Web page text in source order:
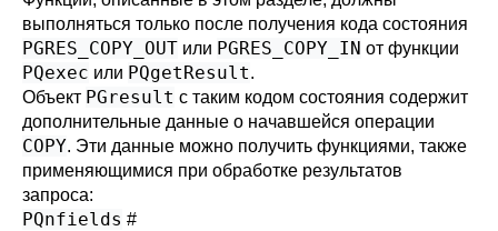
выполняться только после получения кода состояния
PGRES_COPY_OUT или PGRES_COPY_IN от функции
PQexec или PQgetResult.
Объект PGresult с таким кодом состояния содержит
дополнительные данные о начавшейся операции
COPY. Эти данные можно получить функциями, также
применяющимися при обработке результатов
запроса:
PQnfields #